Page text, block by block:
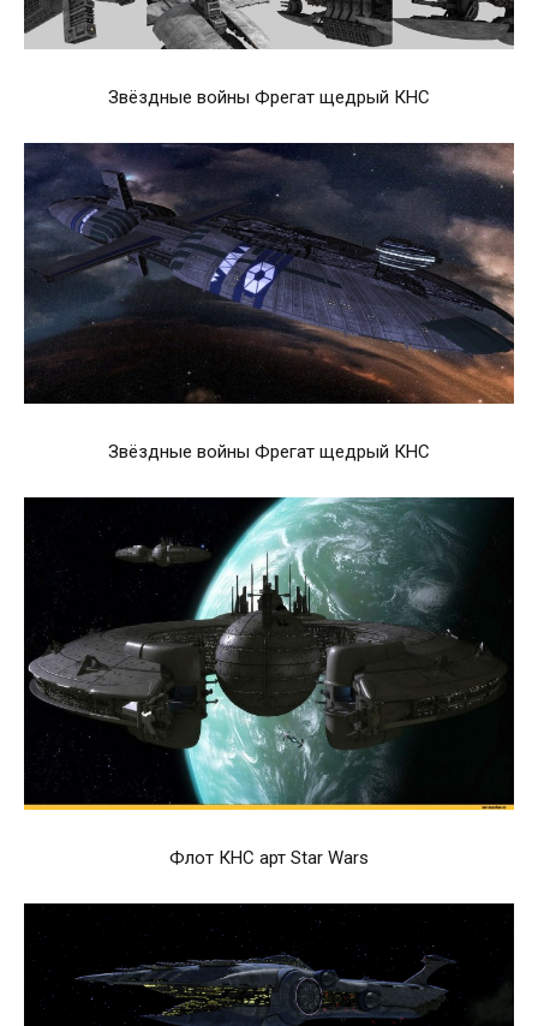
Звёздные войны Фрегат щедрый КНС
Звёздные войны Фрегат щедрый КНС
Флот КНС арт Star Wars